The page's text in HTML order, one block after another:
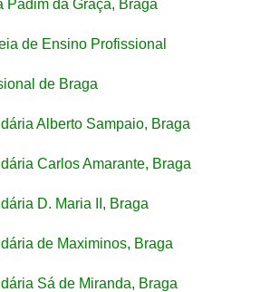
Padim da Graça, Braga
de Ensino Profissional
de Braga
Alberto Sampaio, Braga
Carlos Amarante, Braga
D. Maria II, Braga
de Maximinos, Braga
Sá de Miranda, Braga